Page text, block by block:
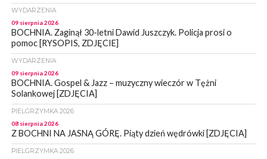
WYDARZENIA
09 sierpnia 2026
BOCHNIA. Zaginął 30-letni Dawid Juszczyk. Policja prosi o
pomoc [RYSOPIS, ZDJĘCIE]
WYDARZENIA
09 sierpnia 2026
BOCHNIA. Gospel & Jazz – muzyczny wieczór w Tężni
Solankowej [ZDJĘCIA]
PIELGRZYMKA 2026
08 sierpnia 2026
Z BOCHNI NA JASNĄ GÓRĘ. Piąty dzień wędrówki [ZDJĘCIA]
PIELGRZYMKA 2026